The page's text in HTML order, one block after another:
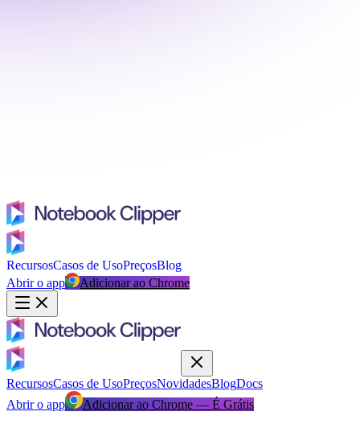
RecursosCasos de UsoPreçosBlog
Abrir o app
Adicionar ao Chrome
RecursosCasos de UsoPreçosNovidadesBlogDocs
Abrir o app
Adicionar ao Chrome — É Grátis